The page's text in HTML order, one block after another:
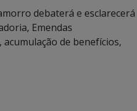
debaterá e esclarecerá
Emendas
de benefícios,